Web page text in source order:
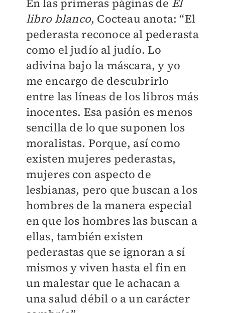
En las primeras páginas de El
libro blanco, Cocteau anota: “El
pederasta reconoce al pederasta
como el judío al judío. Lo
adivina bajo la máscara, y yo
me encargo de descubrirlo
entre las líneas de los libros más
inocentes. Esa pasión es menos
sencilla de lo que suponen los
moralistas. Porque, así como
existen mujeres pederastas,
mujeres con aspecto de
lesbianas, pero que buscan a los
hombres de la manera especial
en que los hombres las buscan a
ellas, también existen
pederastas que se ignoran a sí
mismos y viven hasta el fin en
un malestar que le achacan a
una salud débil o a un carácter